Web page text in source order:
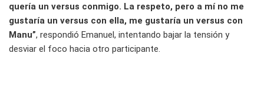
quería un versus conmigo. La respeto, pero a mí no me
gustaría un versus con ella, me gustaría un versus con
Manu”, respondió Emanuel, intentando bajar la tensión y
desviar el foco hacia otro participante.